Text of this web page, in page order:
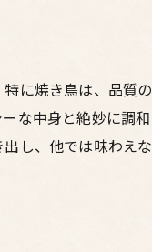
に焼き鳥は、品質
な中身と絶妙に調
し、他では味わえ